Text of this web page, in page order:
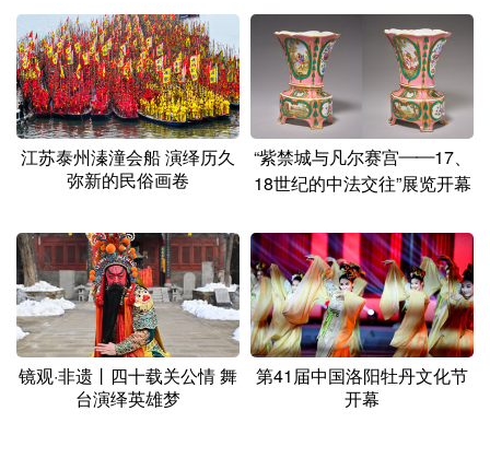
江苏泰州溱潼会船 演绎历久
弥新的民俗画卷
“紫禁城与凡尔赛宫——17、
18世纪的中法交往”展览开幕
镜观·非遗丨四十载关公情 舞
台演绎英雄梦
第41届中国洛阳牡丹文化节
开幕